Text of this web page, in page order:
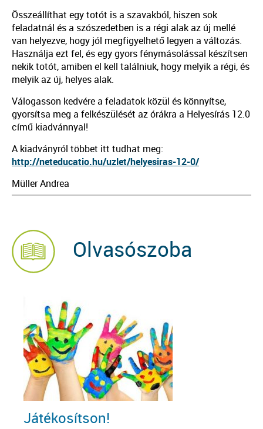
Összeállíthat egy totót is a szavakból, hiszen sok
feladatnál és a szószedetben is a régi alak az új mellé
van helyezve, hogy jól megfigyelhető legyen a változás.
Használja ezt fel, és egy gyors fénymásolással készítsen
nekik totót, amiben el kell találniuk, hogy melyik a régi, és
melyik az új, helyes alak.
Válogasson kedvére a feladatok közül és könnyítse,
gyorsítsa meg a felkészülését az órákra a Helyesírás 12.0
című kiadvánnyal!
A kiadványról többet itt tudhat meg:
http://neteducatio.hu/uzlet/helyesiras-12-0/
Müller Andrea
Olvasószoba
Játékosítson!